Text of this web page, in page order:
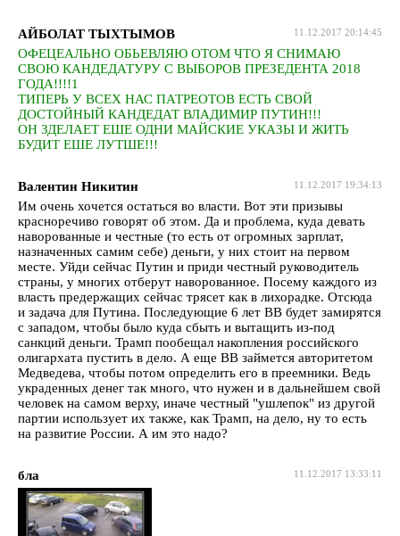
11.12.2017 20:14:45
АЙБОЛАТ ТЫХТЫМОВ
ОФЕЦЕАЛЬНО ОБЬЕВЛЯЮ ОТОМ ЧТО Я СНИМАЮ
СВОЮ КАНДЕДАТУРУ С ВЫБОРОВ ПРЕЗЕДЕНТА 2018
ГОДА!!!!1
ТИПЕРЬ У ВСЕХ НАС ПАТРЕОТОВ ЕСТЬ СВОЙ
ДОСТОЙНЫЙ КАНДЕДАТ ВЛАДИМИР ПУТИН!!!
ОН ЗДЕЛАЕТ ЕШЕ ОДНИ МАЙСКИЕ УКАЗЫ И ЖИТЬ
БУДИТ ЕШЕ ЛУТШЕ!!!
11.12.2017 19:34:13
Валентин Никитин
Им очень хочется остаться во власти. Вот эти призывы
красноречиво говорят об этом. Да и проблема, куда девать
наворованные и честные (то есть от огромных зарплат,
назначенных самим себе) деньги, у них стоит на первом
месте. Уйди сейчас Путин и приди честный руководитель
страны, у многих отберут наворованное. Посему каждого из
власть предержащих сейчас трясет как в лихорадке. Отсюда
и задача для Путина. Последующие 6 лет ВВ будет замирятся
с западом, чтобы было куда сбыть и вытащить из-под
санкций деньги. Трамп пообещал накопления российского
олигархата пустить в дело. А еще ВВ займется авторитетом
Медведева, чтобы потом определить его в преемники. Ведь
украденных денег так много, что нужен и в дальнейшем свой
человек на самом верху, иначе честный "ушлепок" из другой
партии использует их также, как Трамп, на дело, ну то есть
на развитие России. А им это надо?
11.12.2017 13:33:11
бла